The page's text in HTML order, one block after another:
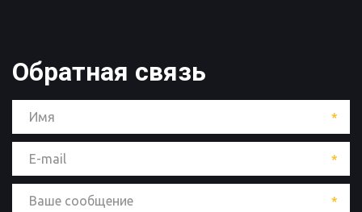
Обратная связь
*
*
*